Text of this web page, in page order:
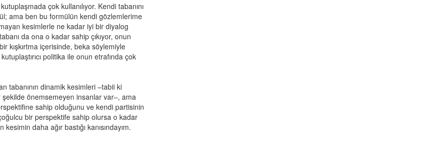
çok kullanılıyor. Kendi tabanını
ama ben bu formülün kendi gözlemlerime
kesimlerle ne kadar iyi bir diyalog
da ona o kadar sahip çıkıyor, onun
kışkırtma içerisinde, beka söylemiyle
politika ile onun etrafında çok
tabanının dinamik kesimleri –tabii ki
şekilde önemsemeyen insanlar var–, ama
sahip olduğunu ve kendi partisinin
bir perspektife sahip olursa o kadar
daha ağır bastığı kanısındayım.